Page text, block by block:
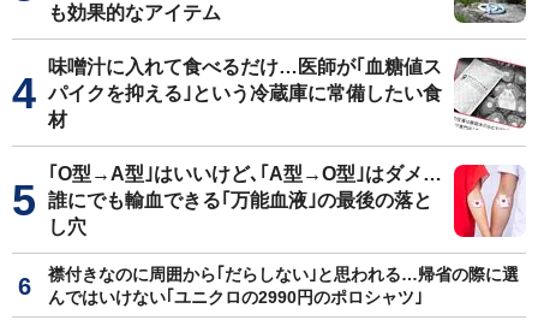
も効果的なアイテム
味噌汁に入れて食べるだけ…医師が｢血糖値ス
パイクを抑える｣という冷蔵庫に常備したい食
材
｢O型→A型｣はいいけど､｢A型→O型｣はダメ…
誰にでも輸血できる｢万能血液｣の最後の落と
し穴
襟付きなのに周囲から｢だらしない｣と思われる…帰省の際に選
んではいけない｢ユニクロの2990円のポロシャツ｣